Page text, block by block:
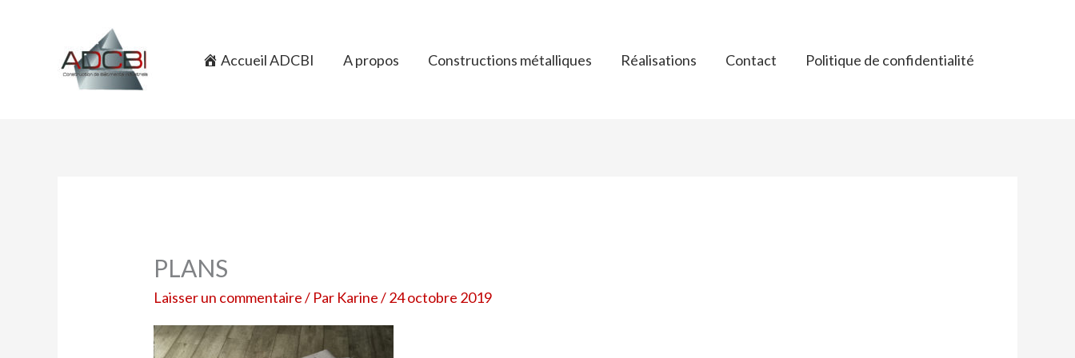
Accueil ADCBI A propos Constructions métalliques Réalisations Contact Politique de confidentialité
PLANS
Laisser un commentaire/ Par Karine/24 octobre 2019